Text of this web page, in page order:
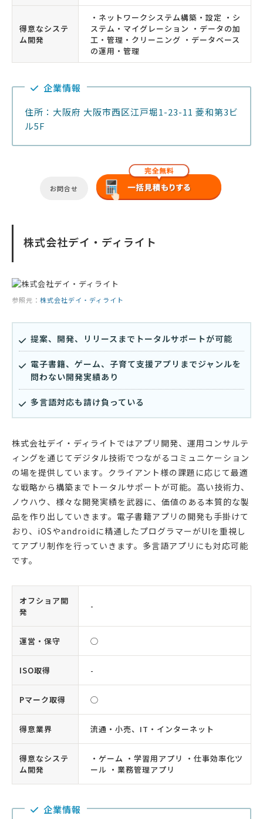
得意なシステ
ム開発
・ネットワークシステム構築・設定 ・シ
ステム・マイグレーション ・データの加
工・管理・クリーニング ・データベース
の運用・管理
企業情報
住所：大阪府 大阪市西区江戸堀1-23-11 菱和第3ビ
ル5F
お問合せ
株式会社デイ・ディライト
参照元： 株式会社デイ・ディライト
提案、開発、リリースまでトータルサポートが可能
電子書籍、ゲーム、子育て支援アプリまでジャンルを
問わない開発実績あり
多言語対応も請け負っている
株式会社デイ・ディライトではアプリ開発、運用コンサルテ
ィングを通じてデジタル技術でつながるコミュニケーション
の場を提供しています。クライアント様の課題に応じて最適
な戦略から構築までトータルサポートが可能。高い技術力、
ノウハウ、様々な開発実績を武器に、価値のある本質的な製
品を作り出していきます。電子書籍アプリの開発も手掛けて
おり、iOSやandroidに精通したプログラマーがUIを重視し
てアプリ制作を行っていきます。多言語アプリにも対応可能
です。
オフショア開
発
-
運営・保守 ◯
ISO取得 -
Pマーク取得 ◯
得意業界 流通・小売、IT・インターネット
得意なシステ
ム開発
・ゲーム ・学習用アプリ ・仕事効率化ツ
ール ・業務管理アプリ
企業情報